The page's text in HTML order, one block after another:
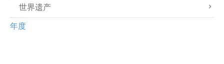
世界遗产
年度